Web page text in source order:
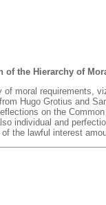
of the Hierarchy of
moral
Hugo Grotius and
on the
individual and
the lawful interest